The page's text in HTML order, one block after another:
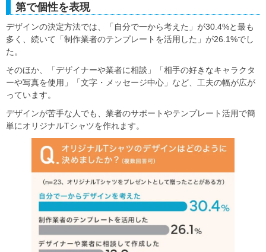
第で個性を表現
デザインの決定方法では、「自分で一から考えた」が30.4%と最も
多く、続いて「制作業者のテンプレートを活用した」が26.1%でし
た。
そのほか、「デザイナーや業者に相談」「相手の好きなキャラクタ
ーや写真を使用」「文字・メッセージ中心」など、工夫の幅が広が
っています。
デザインが苦手な人でも、業者のサポートやテンプレート活用で簡
単にオリジナルTシャツを作れます。